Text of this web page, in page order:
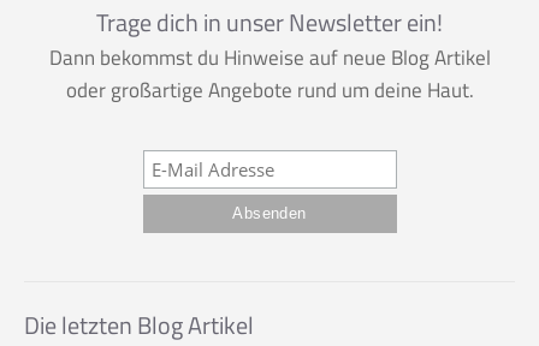
Trage dich in unser Newsletter ein!
Dann bekommst du Hinweise auf neue Blog Artikel
oder großartige Angebote rund um deine Haut.
Die letzten Blog Artikel